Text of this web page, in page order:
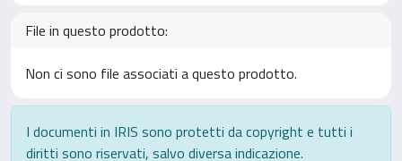
File in questo prodotto:
Non ci sono file associati a questo prodotto.
I documenti in IRIS sono protetti da copyright e tutti i
diritti sono riservati, salvo diversa indicazione.